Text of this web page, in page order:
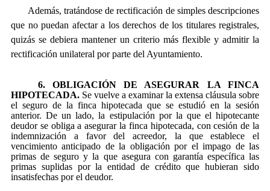
Además, tratándose de rectificación de simples descripciones
que no puedan afectar a los derechos de los titulares registrales,
quizás se debiera mantener un criterio más flexible y admitir la
rectificación unilateral por parte del Ayuntamiento.
6. OBLIGACIÓN DE ASEGURAR LA FINCA
HIPOTECADA. Se vuelve a examinar la extensa cláusula sobre
el seguro de la finca hipotecada que se estudió en la sesión
anterior. De un lado, la estipulación por la que el hipotecante
deudor se obliga a asegurar la finca hipotecada, con cesión de la
indemnización a favor del acreedor, la que establece el
vencimiento anticipado de la obligación por el impago de las
primas de seguro y la que asegura con garantía específica las
primas suplidas por la entidad de crédito que hubieran sido
insatisfechas por el deudor.